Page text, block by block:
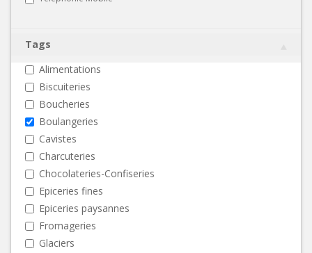
Tags
Alimentations
Biscuiteries
Boucheries
Boulangeries
Cavistes
Charcuteries
Chocolateries-Confiseries
Epiceries fines
Epiceries paysannes
Fromageries
Glaciers